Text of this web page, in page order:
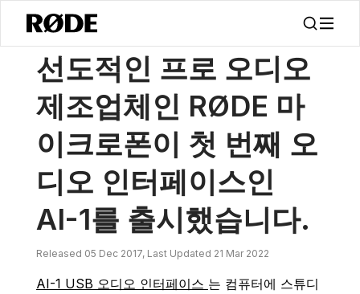
/ RØDE가 AI-1 - 스튜디오 품질 오디오 인터페이스를 출시합니다.
선도적인 프로 오디오
제조업체인 RØDE 마
이크로폰이 첫 번째 오
디오 인터페이스인
AI-1를 출시했습니다.
Released 05 Dec 2017, Last Updated 21 Mar 2022
AI-1 USB 오디오 인터페이스 는 컴퓨터에 스튜디